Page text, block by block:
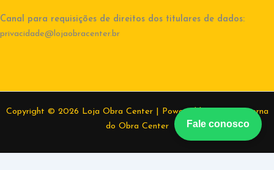
Canal para requisições de direitos dos titulares de dados:
privacidade@lojaobracenter.br
Fale conosco
Copyright © 2026 Loja Obra Center | Powered by Equipe interna
do Obra Center